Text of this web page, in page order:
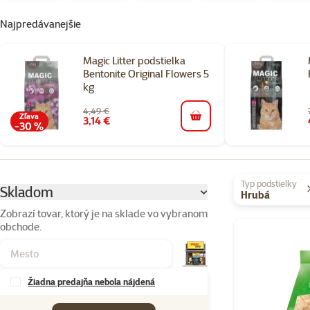
Najpredávanejšie
Magic Litter podstielka
Bentonite Original Flowers 5
kg
4,49 €
3,14 €
Zľava
-30 % do košíka
Skladom
Zobrazí tovar, ktorý je na sklade vo vybranom
obchode.
Žiadna predajňa nebola nájdená
Vybrané filtre
Typ podstielky
Hrubá